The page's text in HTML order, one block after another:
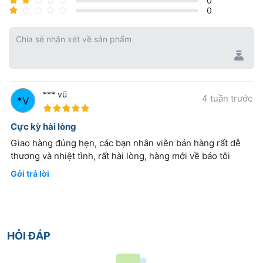
phục hình răng cố định
Bài 3: Các loại đường hoàn tất
Bài 5: Chụp từng phần
Bài 6: Trụ răng (răng chốt)
Bài 7: Bảo tồn sự sống răng trụ trong phục hình cố
định
Bài 8: Tái tạo cùi răng
Bài 9: Chụp kim loại toàn phần
Bài 12: Đại cương về cầu răng
0
Chia sẻ nhận xét về sản phẩm
*** vũ
4 tuần trước
Cực kỳ hài lòng
Giao hàng đúng hẹn, các bạn nhân viên bán hàng rất dễ
thương và nhiệt tình, rất hài lòng, hàng mới về báo tôi
Gởi trả lời
HỎI ĐÁP